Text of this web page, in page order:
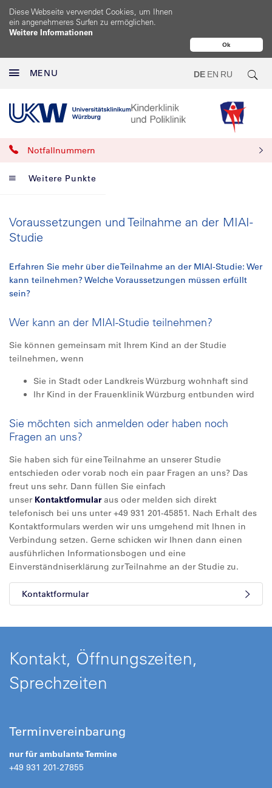
Ok
Diese Webseite verwendet Cookies, um Ihnen
ein angenehmeres Surfen zu ermöglichen.
Weitere Informationen
MENU DE EN RU
Notfallnummern
Weitere Punkte
Voraussetzungen und Teilnahme an der MIAI-
Studie
Erfahren Sie mehr über die Teilnahme an der MIAI-Studie: Wer
kann teilnehmen? Welche Voraussetzungen müssen erfüllt
sein?
Wer kann an der MIAI-Studie teilnehmen?
Sie können gemeinsam mit Ihrem Kind an der Studie
teilnehmen, wenn
Sie in Stadt oder Landkreis Würzburg wohnhaft sind
Ihr Kind in der Frauenklinik Würzburg entbunden wird
Sie möchten sich anmelden oder haben noch
Fragen an uns?
Sie haben sich für eine Teilnahme an unserer Studie
entschieden oder vorab noch ein paar Fragen an uns? Das
freut uns sehr. Dann füllen Sie einfach
unser Kontaktformularaus oder melden sich direkt
telefonisch bei uns unter +49 931 201-45851. Nach Erhalt des
Kontaktformulars werden wir uns umgehend mit Ihnen in
Verbindung setzen. Gerne schicken wir Ihnen dann einen
ausführlichen Informationsbogen und eine
Einverständniserklärung zur Teilnahme an der Studie zu.
Kontaktformular
Kontakt, Öffnungszeiten,
Sprechzeiten
Terminvereinbarung
nur für ambulante Termine
+49 931 201-27855